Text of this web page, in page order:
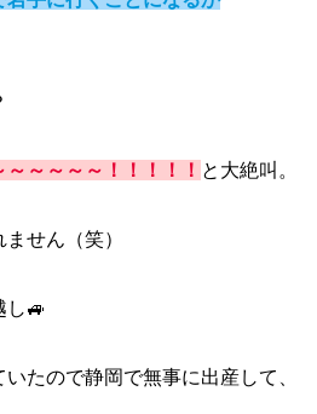
～～～～！！！！！ と大絶叫。
せん（笑）
し🚙
たので静岡で無事に出産して、